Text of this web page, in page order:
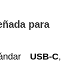
para
USB-C,